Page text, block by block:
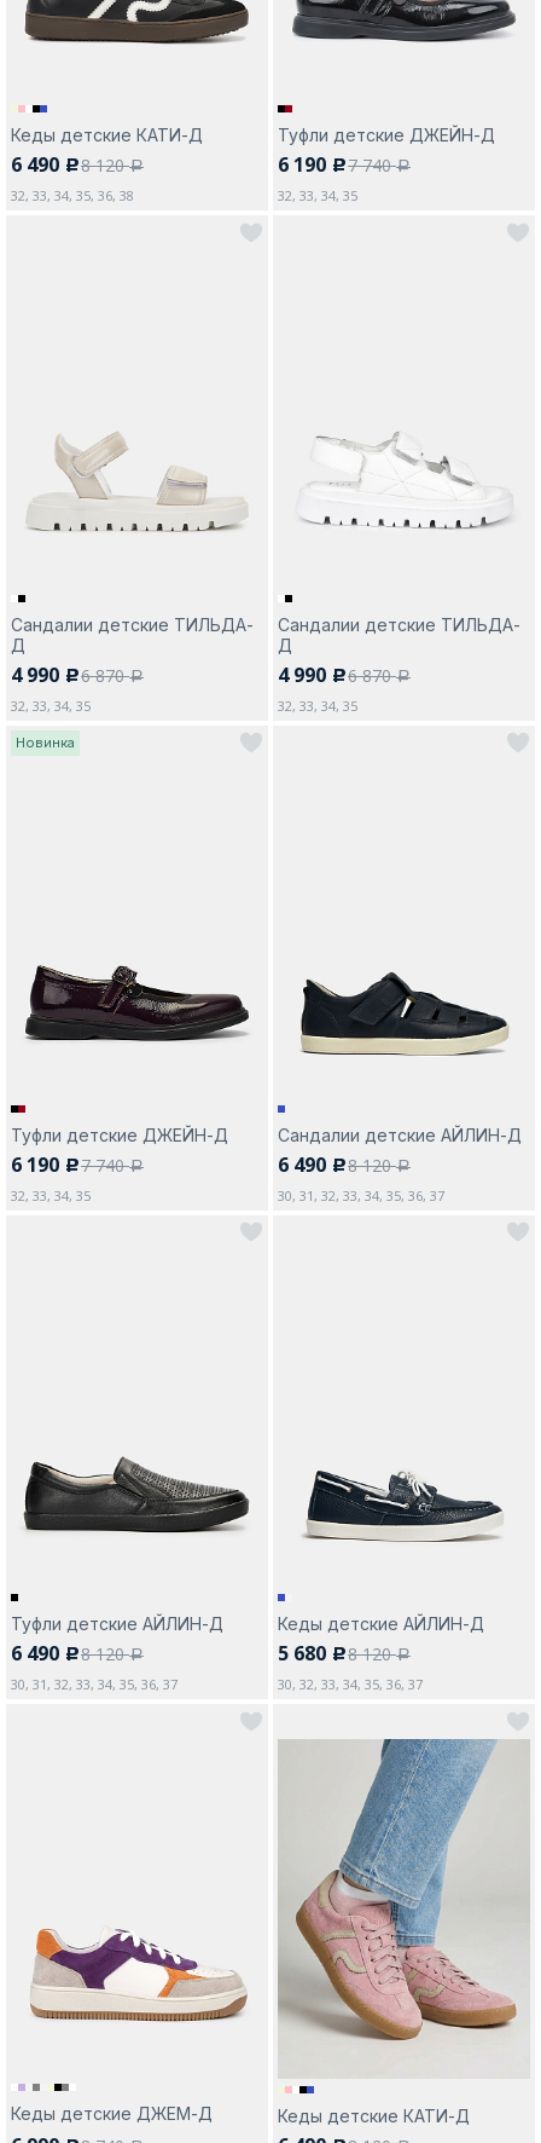
Кеды детские КАТИ-Д
6 490 c8 120a
32, 33, 34, 35, 36, 38
Туфли детские ДЖЕЙН-Д
6 190 c7 740a
32, 33, 34, 35
Сандалии детские ТИЛЬДА-
Д
4 990 c6 870a
32, 33, 34, 35
Сандалии детские ТИЛЬДА-
Д
4 990 c6 870a
32, 33, 34, 35
Новинка
Туфли детские ДЖЕЙН-Д
6 190 c7 740a
32, 33, 34, 35
Сандалии детские АЙЛИН-Д
6 490 c8 120a
30, 31, 32, 33, 34, 35, 36, 37
Туфли детские АЙЛИН-Д
6 490 c8 120a
30, 31, 32, 33, 34, 35, 36, 37
Кеды детские АЙЛИН-Д
5 680 c8 120a
30, 32, 33, 34, 35, 36, 37
Кеды детские ДЖЕМ-Д Кеды детские КАТИ-Д